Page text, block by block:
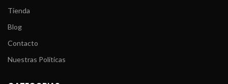
Tienda
Blog
Contacto
Nuestras Políticas